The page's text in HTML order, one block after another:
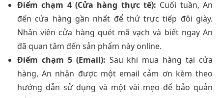
Điểm chạm 4 (Cửa hàng thực tế): Cuối tuần, An
đến cửa hàng gần nhất để thử trực tiếp đôi giày.
Nhân viên cửa hàng quét mã vạch và biết ngay An
đã quan tâm đến sản phẩm này online.
Điểm chạm 5 (Email): Sau khi mua hàng tại cửa
hàng, An nhận được một email cảm ơn kèm theo
hướng dẫn sử dụng và một vài mẹo để bảo quản